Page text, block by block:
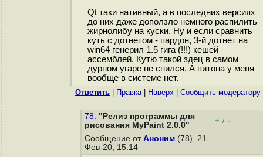
Qt таки нативный, а в последних версиях
до них даже доползло немного распилить
жирнолибу на куски. Ну и если сравнить
куть с дотнетом - пардон, 3-й дотнет на
win64 генерил 1.5 гига (!!!) кешей
ассемблей. Кутю такой здец в самом
дурном угаре не снился. А питона у меня
вообще в системе нет.
Ответить Правка| Наверх Cообщить модератору
78. "Релиз программы для
рисования MyPaint 2.0.0"
+ / –
Сообщение от Аноним (78), 21-
Фев-20, 15:14